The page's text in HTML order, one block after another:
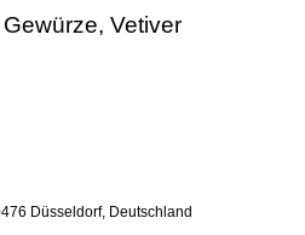
Gewürze, Vetiver
Düsseldorf, Deutschland